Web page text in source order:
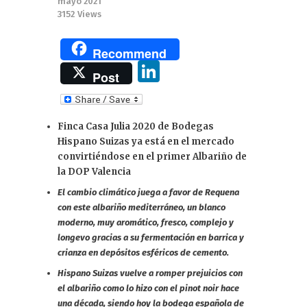
3152 Views
Recommend
Post
k
e
dI
n
Finca Casa Julia 2020 de Bodegas
Hispano Suizas ya está en el mercado
convirtiéndose en el primer Albariño de
la DOP Valencia
El cambio climático juega a favor de Requena
con este albariño mediterráneo, un blanco
moderno, muy aromático, fresco, complejo y
longevo gracias a su fermentación en barrica y
crianza en depósitos esféricos de cemento.
Hispano Suizas vuelve a romper prejuicios con
el albariño como lo hizo con el pinot noir hace
una década, siendo hoy la bodega española de